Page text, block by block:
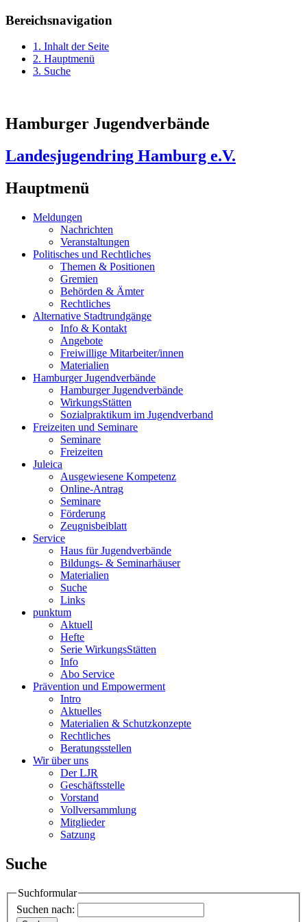
Bereichsnavigation
1. Inhalt der Seite
2. Hauptmenü
3. Suche
Hamburger Jugendverbände
Landesjugendring Hamburg e.V.
Hauptmenü
Meldungen
Nachrichten
Veranstaltungen
Politisches und Rechtliches
Themen & Positionen
Gremien
Behörden & Ämter
Rechtliches
Alternative Stadtrundgänge
Info & Kontakt
Angebote
Freiwillige Mitarbeiter/innen
Materialien
Hamburger Jugendverbände
Hamburger Jugendverbände
WirkungsStätten
Sozialpraktikum im Jugendverband
Freizeiten und Seminare
Seminare
Freizeiten
Juleica
Ausgewiesene Kompetenz
Online-Antrag
Seminare
Förderung
Zeugnisbeiblatt
Service
Haus für Jugendverbände
Bildungs- & Seminarhäuser
Materialien
Suche
Links
punktum
Aktuell
Hefte
Serie WirkungsStätten
Info
Abo Service
Prävention und Empowerment
Intro
Aktuelles
Materialien & Schutzkonzepte
Rechtliches
Beratungsstellen
Wir über uns
Der LJR
Geschäftsstelle
Vorstand
Vollversammlung
Mitglieder
Satzung
Suche
Suchformular
Suchen nach: